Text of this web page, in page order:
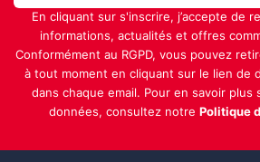
En cliquant sur s'inscrire, j’accepte de
informations, actualités et offres
Conformément au RGPD, vous pouvez
à tout moment en cliquant sur le lien de
dans chaque email. Pour en savoir plus
données, consultez notre Politique